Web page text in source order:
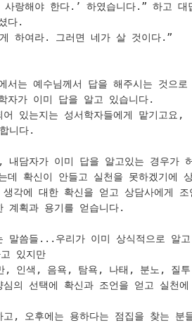
사랑해야 한다.’ 하였습니다.” 하고
다.
게 하여라. 그러면 네가 살 것이다.”
서는 예수님께서 답을 해주시는 것으
자가 이미 답을 알고 있습니다.
있는지는 성서학자들에게 맡기고요,
니다.
내담자가 이미 답을 알고있는 경우가
데 확신이 안들고 실천을 못하겠기에
각에 대한 확신을 얻고 상담사에게 조
계획과 용기를 얻습니다.
말씀들...우리가 이미 상식적으로 알
있지만
, 인색, 음욕, 탐욕, 나태, 분노, 질
심의 선택에 확신과 조언을 얻고 실천
고, 오후에는 용하다는 점집을 찾는 분